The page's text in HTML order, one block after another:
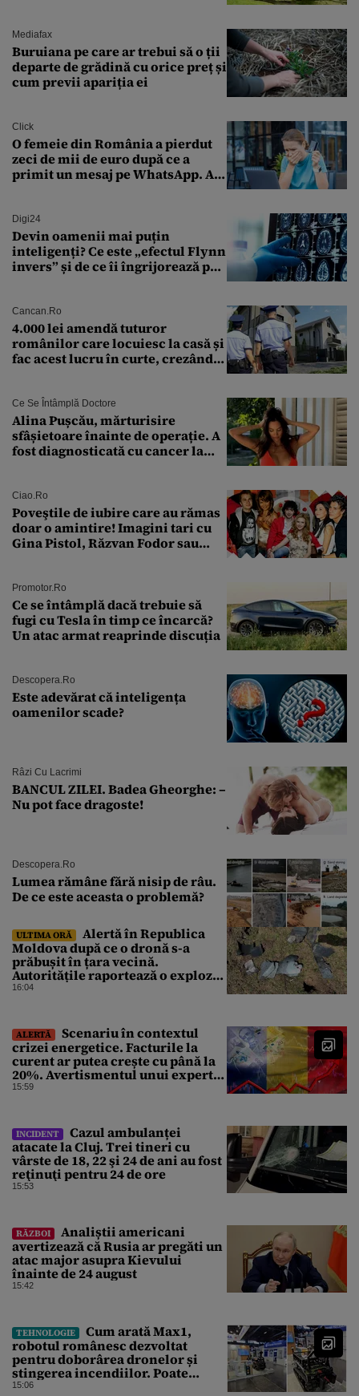
Mediafax
Buruiana pe care ar trebui să o ții
departe de grădină cu orice preț și
cum previi apariția ei
Click
O femeie din România a pierdut
zeci de mii de euro după ce a
primit un mesaj pe WhatsApp. A
Digi24
Devin oamenii mai puțin
inteligenți? Ce este „efectul Flynn
invers” și de ce îi îngrijorează pe
Cancan.ro
4.000 lei amendă tuturor
românilor care locuiesc la casă și
fac acest lucru în curte, crezând
Ce Se Întâmplă Doctore
Alina Pușcău, mărturisire
sfâșietoare înainte de operație. A
fost diagnosticată cu cancer la
îmi salvez viața”
Ciao.ro
Poveştile de iubire care au rămas
doar o amintire! Imagini tari cu
Gina Pistol, Răzvan Fodor sau
Promotor.ro
Ce se întâmplă dacă trebuie să
fugi cu Tesla în timp ce încarcă?
Un atac armat reaprinde discuția
Descopera.ro
Este adevărat că inteligența
oamenilor scade?
Râzi Cu Lacrimi
BANCUL ZILEI. Badea Gheorghe: –
Nu pot face dragoste!
Descopera.ro
Lumea rămâne fără nisip de râu.
De ce este aceasta o problemă?
ULTIMA ORĂ
Alertă în Republica
Moldova după ce o dronă s-a
prăbușit în țara vecină.
Autoritățile raportează o explozie
urmată de incendiu
16:04
ALERTĂ
Scenariu în contextul
crizei energetice. Facturile la
curent ar putea crește cu până la
20%. Avertismentul unui expert
în energie
15:59
INCIDENT
Cazul ambulanței
atacate la Cluj. Trei tineri cu
vârste de 18, 22 şi 24 de ani au fost
reţinuţi pentru 24 de ore
15:53
RĂZBOI
Analiștii americani
avertizează că Rusia ar pregăti un
atac major asupra Kievului
înainte de 24 august
15:42
TEHNOLOGIE
Cum arată Max1,
robotul românesc dezvoltat
pentru doborârea dronelor și
stingerea incendiilor. Poate
transporta încărcături de până la
15:06